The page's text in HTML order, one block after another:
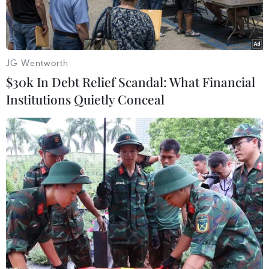
Ngày 30 Tết, các bác sỹ làm việc tại khu vực cách ly đặc biệt ở
Quảng Ninh. (Nguồn: TTXVN phát)
Chống dịch như chống giặc, với cách “đánh
nhanh, thắng nhanh,” sớm đưa xã hội trở lại
trạng thái bình thường mới để phát triển kinh
tế-xã hội.
JG Wentworth
$30k In Debt Relief Scandal: What Financial
Institutions Quietly Conceal